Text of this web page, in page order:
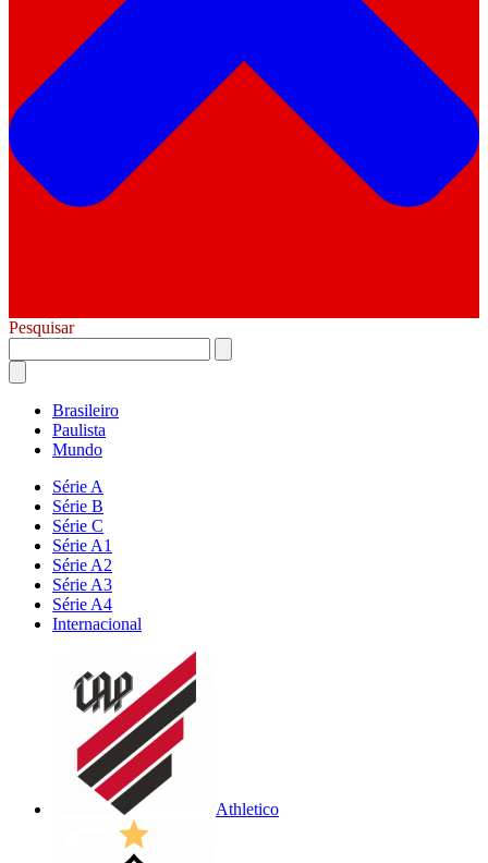
Pesquisar
Brasileiro
Paulista
Mundo
Série A
Série B
Série C
Série A1
Série A2
Série A3
Série A4
Internacional
Athletico